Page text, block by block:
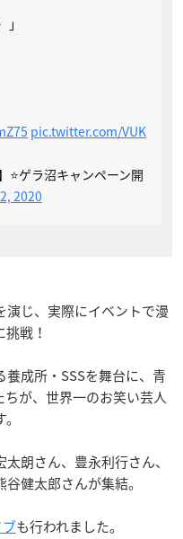
」
pic.twitter.com/VUK
⭐ゲラ沼キャンペーン開
2020
演じ、実際にイベントで漫
戦！
成所・SSSを舞台に、青
が、世界一のお笑い芸人
朗さん、豊永利行さん、
健太郎さんが集結。
も行われました。